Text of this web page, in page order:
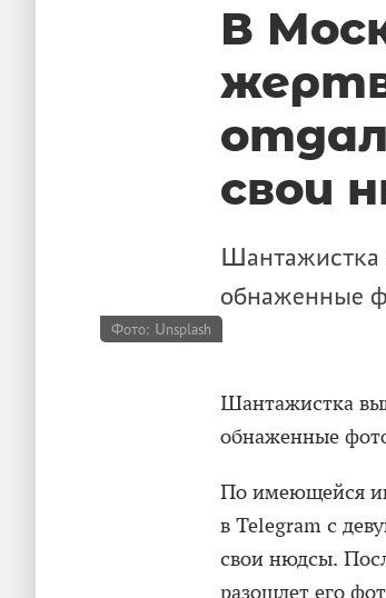
В
свои
Шантажистка
обнаженные
Фото: Unsplash
Шантажистка
обнаженные
По имеющейся
в Telegram с
свои нюдсы.
разошлет его